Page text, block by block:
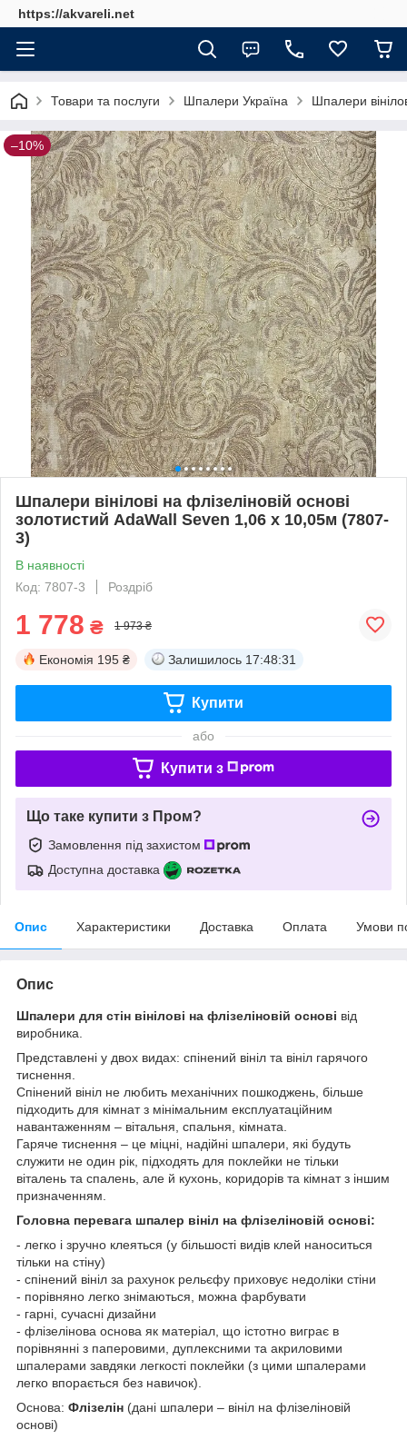
https://akvareli.net
Товари та послуги Шпалери Україна Шпалери
–10%
Шпалери вінілові на флізеліновій основі
золотистий AdaWall Seven 1,06 х 10,05м (7807-
3)
В наявності
Код: 7807-3
Роздріб
1 778 ₴ 1 973 ₴
Економія 195 ₴ Залишилось 17:48:30
Купити
або
Купити з
Що таке купити з Пром?
Замовлення під захистом
Доступна доставка
Опис Характеристики Доставка Оплата Умови
Опис
Шпалери для стін вінілові на флізеліновій основі від
виробника.
Представлені у двох видах: спінений вініл та вініл гарячого
тиснення.
Спінений вініл не любить механічних пошкоджень, більше
підходить для кімнат з мінімальним експлуатаційним
навантаженням – вітальня, спальня, кімната.
Гаряче тиснення – це міцні, надійні шпалери, які будуть
служити не один рік, підходять для поклейки не тільки
віталень та спалень, але й кухонь, коридорів та кімнат з іншим
призначенням.
Головна перевага шпалер вініл на флізеліновій основі:
- легко і зручно клеяться (у більшості видів клей наноситься
тільки на стіну)
- спінений вініл за рахунок рельєфу приховує недоліки стіни
- порівняно легко знімаються, можна фарбувати
- гарні, сучасні дизайни
- флізелінова основа як матеріал, що істотно виграє в
порівнянні з паперовими, дуплексними та акриловими
шпалерами завдяки легкості поклейки (з цими шпалерами
легко впорається без навичок).
Основа: Флізелін (дані шпалери – вініл на флізеліновій
основі)